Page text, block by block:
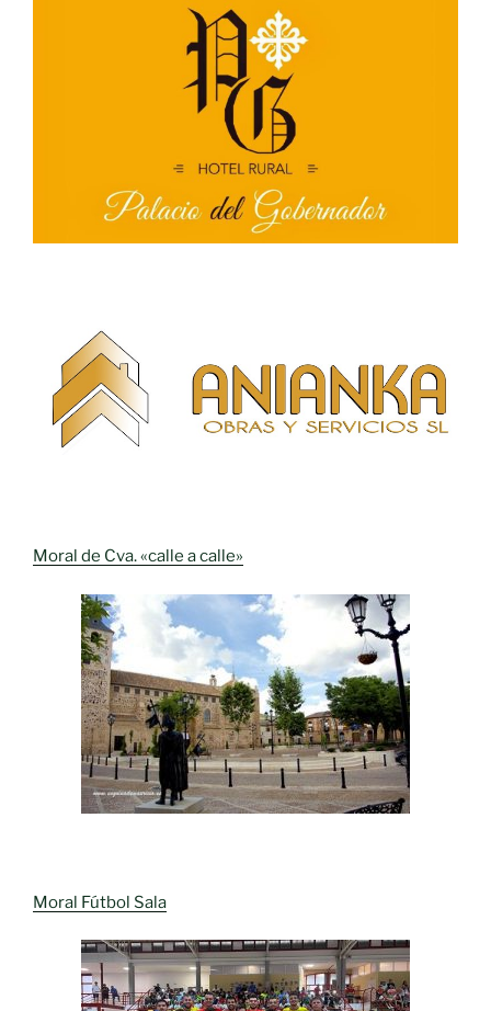
Moral de Cva. «calle a calle»
Moral Fútbol Sala